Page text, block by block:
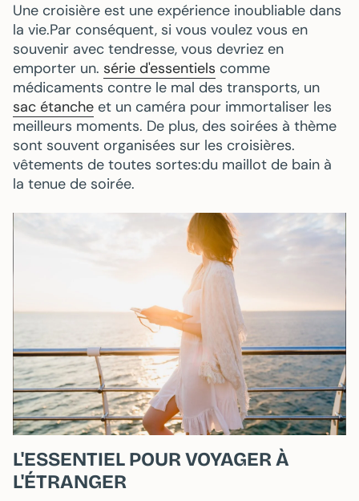
Une croisière est une expérience inoubliable dans
la vie.Par conséquent, si vous voulez vous en
souvenir avec tendresse, vous devriez en
emporter un. série d'essentiels comme
médicaments contre le mal des transports, un
sac étanche et un caméra pour immortaliser les
meilleurs moments. De plus, des soirées à thème
sont souvent organisées sur les croisières.
vêtements de toutes sortes:du maillot de bain à
la tenue de soirée.
L'ESSENTIEL POUR VOYAGER À
L'ÉTRANGER